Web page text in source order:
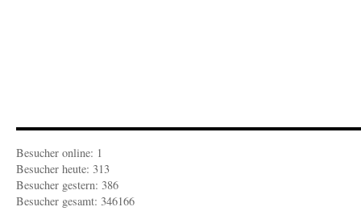
Besucher online: 1
Besucher heute: 313
Besucher gestern: 386
Besucher gesamt: 346166